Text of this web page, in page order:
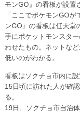
モンGO』の看板が設置
「ここでポケモンGO
ンGO』の看板は任天堂
手にポケットモンスタ
わせたもの。ネットな
低いのがわかる。
看板はソクチョ市内に
15日頃に訪れた人が確
る。
19日、ソクチョ市自治